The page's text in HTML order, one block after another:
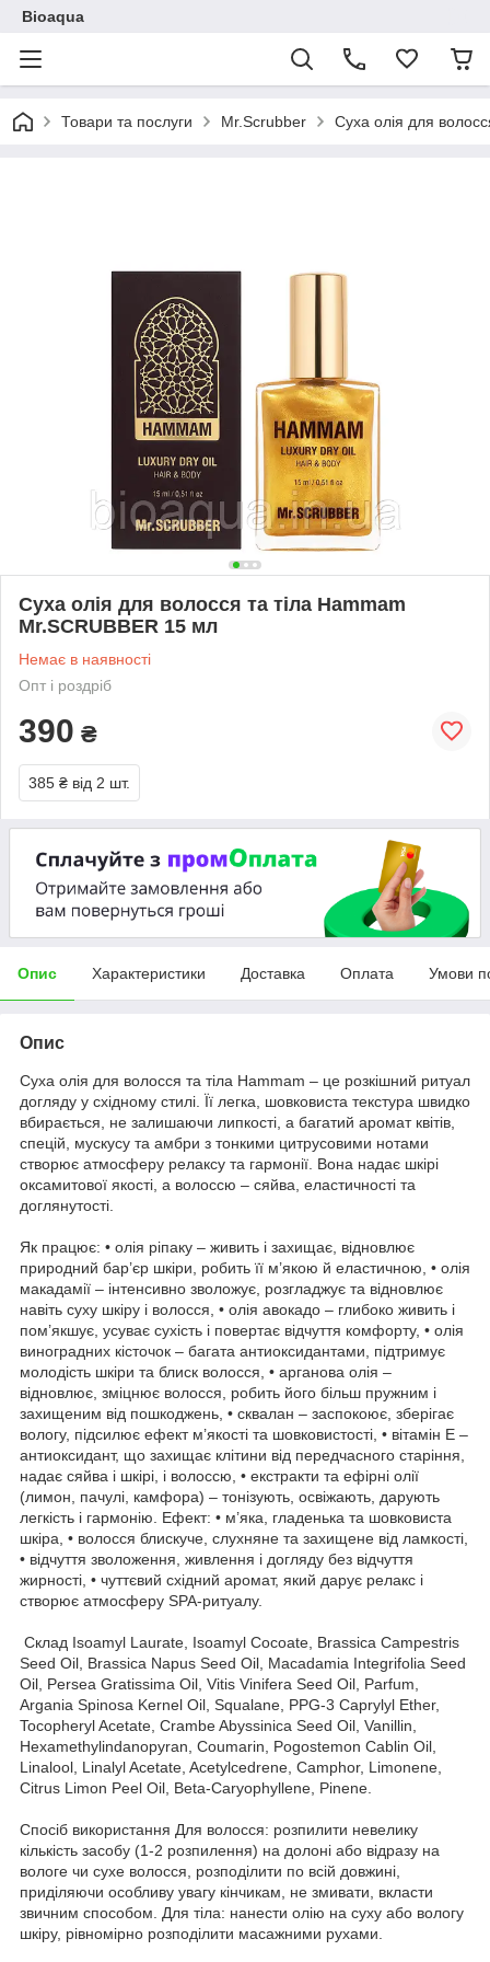
Bioaqua
Товари та послуги Mr.Scrubber Суха олія для
Суха олія для волосся та тіла Hammam
Mr.SCRUBBER 15 мл
Немає в наявності
Опт і роздріб
390 ₴
385 ₴ від 2 шт.
Опис Характеристики Доставка Оплата Умови
Опис
Суха олія для волосся та тіла Hammam – це розкішний ритуал
догляду у східному стилі. Її легка, шовковиста текстура швидко
вбирається, не залишаючи липкості, а багатий аромат квітів,
спецій, мускусу та амбри з тонкими цитрусовими нотами
створює атмосферу релаксу та гармонії. Вона надає шкірі
оксамитової якості, а волоссю – сяйва, еластичності та
доглянутості.
Як працює: • олія ріпаку – живить і захищає, відновлює
природний бар’єр шкіри, робить її м’якою й еластичною, • олія
макадамії – інтенсивно зволожує, розгладжує та відновлює
навіть суху шкіру і волосся, • олія авокадо – глибоко живить і
пом’якшує, усуває сухість і повертає відчуття комфорту, • олія
виноградних кісточок – багата антиоксидантами, підтримує
молодість шкіри та блиск волосся, • арганова олія –
відновлює, зміцнює волосся, робить його більш пружним і
захищеним від пошкоджень, • сквалан – заспокоює, зберігає
вологу, підсилює ефект м’якості та шовковистості, • вітамін Е –
антиоксидант, що захищає клітини від передчасного старіння,
надає сяйва і шкірі, і волоссю, • екстракти та ефірні олії
(лимон, пачулі, камфора) – тонізують, освіжають, дарують
легкість і гармонію. Ефект: • м’яка, гладенька та шовковиста
шкіра, • волосся блискуче, слухняне та захищене від ламкості,
• відчуття зволоження, живлення і догляду без відчуття
жирності, • чуттєвий східний аромат, який дарує релакс і
створює атмосферу SPA-ритуалу.
Склад Isoamyl Laurate, Isoamyl Cocoate, Brassica Campestris
Seed Oil, Brassica Napus Seed Oil, Macadamia Integrifolia Seed
Oil, Persea Gratissima Oil, Vitis Vinifera Seed Oil, Parfum,
Argania Spinosa Kernel Oil, Squalane, PPG-3 Caprylyl Ether,
Tocopheryl Acetate, Crambe Abyssinica Seed Oil, Vanillin,
Hexamethylindanopyran, Coumarin, Pogostemon Cablin Oil,
Linalool, Linalyl Acetate, Acetylcedrene, Camphor, Limonene,
Citrus Limon Peel Oil, Beta-Caryophyllene, Pinene.
Спосіб використання Для волосся: розпилити невелику
кількість засобу (1-2 розпилення) на долоні або відразу на
вологе чи сухе волосся, розподілити по всій довжині,
приділяючи особливу увагу кінчикам, не змивати, вкласти
звичним способом. Для тіла: нанести олію на суху або вологу
шкіру, рівномірно розподілити масажними рухами.